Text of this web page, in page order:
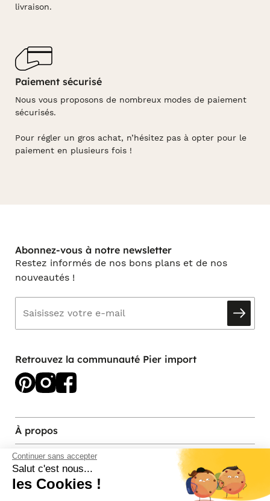
Continuer sans accepter
Salut c'est nous...
les Cookies !
livraison.
Paiement sécurisé
Nous vous proposons de nombreux modes de paiement
sécurisés.
Pour régler un gros achat, n’hésitez pas à opter pour le
paiement en plusieurs fois !
Abonnez-vous à notre newsletter
Restez informés de nos bons plans et de nos
nouveautés !
Retrouvez la communauté Pier import
À propos
Services et contact
Magasins et Showrooms